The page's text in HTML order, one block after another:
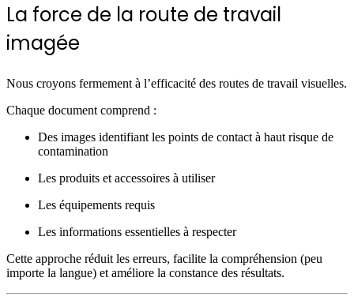
La force de la route de travail
imagée
Nous croyons fermement à l’efficacité des routes de travail visuelles.
Chaque document comprend :
Des images identifiant les points de contact à haut risque de
contamination
Les produits et accessoires à utiliser
Les équipements requis
Les informations essentielles à respecter
Cette approche réduit les erreurs, facilite la compréhension (peu
importe la langue) et améliore la constance des résultats.